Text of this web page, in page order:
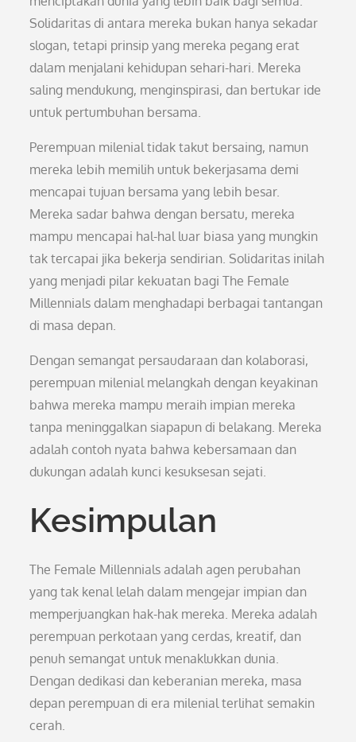
Solidaritas di antara mereka bukan hanya sekadar
slogan, tetapi prinsip yang mereka pegang erat
dalam menjalani kehidupan sehari-hari. Mereka
saling mendukung, menginspirasi, dan bertukar ide
untuk pertumbuhan bersama.
Perempuan milenial tidak takut bersaing, namun
mereka lebih memilih untuk bekerjasama demi
mencapai tujuan bersama yang lebih besar.
Mereka sadar bahwa dengan bersatu, mereka
mampu mencapai hal-hal luar biasa yang mungkin
tak tercapai jika bekerja sendirian. Solidaritas inilah
yang menjadi pilar kekuatan bagi The Female
Millennials dalam menghadapi berbagai tantangan
di masa depan.
Dengan semangat persaudaraan dan kolaborasi,
perempuan milenial melangkah dengan keyakinan
bahwa mereka mampu meraih impian mereka
tanpa meninggalkan siapapun di belakang. Mereka
adalah contoh nyata bahwa kebersamaan dan
dukungan adalah kunci kesuksesan sejati.
Kesimpulan
The Female Millennials adalah agen perubahan
yang tak kenal lelah dalam mengejar impian dan
memperjuangkan hak-hak mereka. Mereka adalah
perempuan perkotaan yang cerdas, kreatif, dan
penuh semangat untuk menaklukkan dunia.
Dengan dedikasi dan keberanian mereka, masa
depan perempuan di era milenial terlihat semakin
cerah.